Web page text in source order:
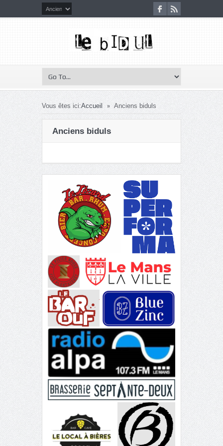
Vous êtes ici:Accueil » Anciens biduls
Anciens biduls